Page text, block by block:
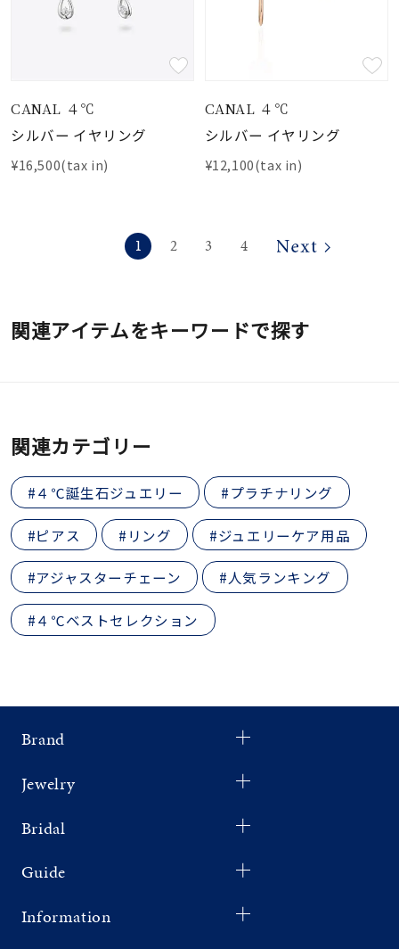
CANAL ４℃
シルバー イヤリング
¥16,500(tax in)
CANAL ４℃
シルバー イヤリング
¥12,100(tax in)
1 2 3 4
関連アイテムをキーワードで探す
関連カテゴリー
#４℃誕生石ジュエリー #プラチナリング
#ピアス #リング #ジュエリーケア用品
#アジャスターチェーン #人気ランキング
#４℃ベストセレクション
Brand
Jewelry
Bridal
Guide
Information